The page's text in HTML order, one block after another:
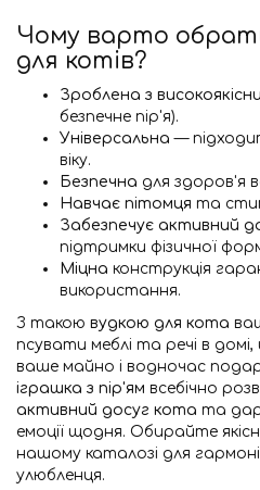
Чому варто
для котів?
Зроблена з
безпечне пір'я).
Універсальна —
віку.
Безпечна для здоров'я
Навчає пітомця та
Забезпечує активний
підтримки фізичної
Міцна конструкція
використання.
З такою вудкою для кота
псувати меблі та речі в
ваше майно і водночас
іграшка з пір'ям всебічно
активний досуг кота та
емоції щодня. Обирайте
нашому каталозі для
улюбленця.